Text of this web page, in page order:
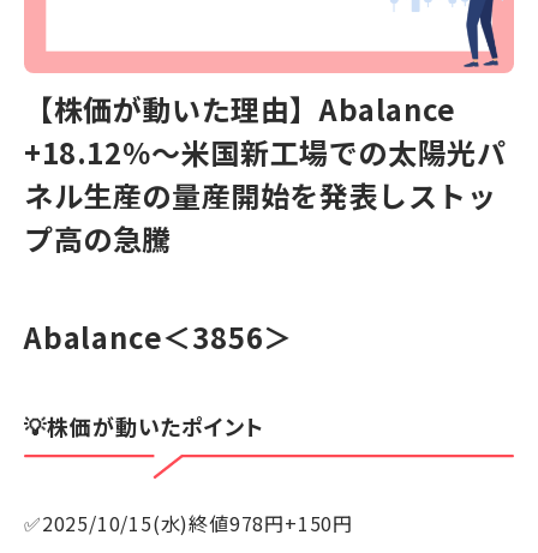
【株価が動いた理由】Abalance
+18.12％～米国新工場での太陽光パ
ネル生産の量産開始を発表しストッ
プ高の急騰
Abalance＜3856＞
💡株価が動いたポイント
✅2025/10/15(水)終値978円+150円